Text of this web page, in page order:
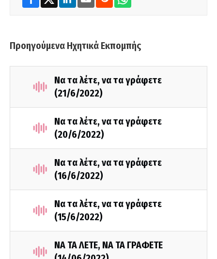
Προηγούμενα Ηχητικά Εκπομπής
Να τα λέτε, να τα γράφετε
(21/6/2022)
Να τα λέτε, να τα γράφετε
(20/6/2022)
Να τα λέτε, να τα γράφετε
(16/6/2022)
Να τα λέτε, να τα γράφετε
(15/6/2022)
ΝΑ ΤΑ ΛΕΤΕ, ΝΑ ΤΑ ΓΡΑΦΕΤΕ